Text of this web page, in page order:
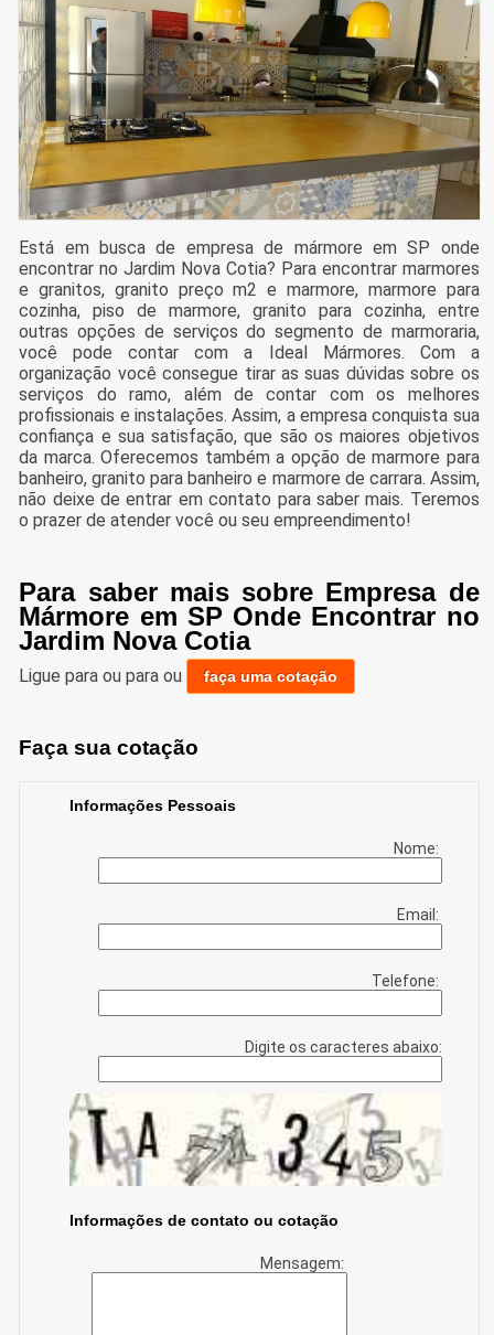
Está em busca de empresa de mármore em SP onde
encontrar no Jardim Nova Cotia? Para encontrar marmores
e granitos, granito preço m2 e marmore, marmore para
cozinha, piso de marmore, granito para cozinha, entre
outras opções de serviços do segmento de marmoraria,
você pode contar com a Ideal Mármores. Com a
organização você consegue tirar as suas dúvidas sobre os
serviços do ramo, além de contar com os melhores
profissionais e instalações. Assim, a empresa conquista sua
confiança e sua satisfação, que são os maiores objetivos
da marca. Oferecemos também a opção de marmore para
banheiro, granito para banheiro e marmore de carrara. Assim,
não deixe de entrar em contato para saber mais. Teremos
o prazer de atender você ou seu empreendimento!
Para saber mais sobre Empresa de
Mármore em SP Onde Encontrar no
Jardim Nova Cotia
Ligue paraou paraou faça uma cotação
Faça sua cotação
Informações Pessoais
Nome:
Email:
Telefone:
Digite os caracteres abaixo:
Informações de contato ou cotação
Mensagem: